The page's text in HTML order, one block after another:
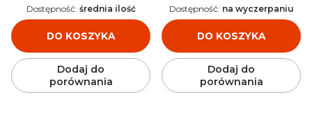
DO KOSZYKA
Dostępność: średnia ilość
Dodaj do
porównania
DO KOSZYKA
Dostępność: na wyczerpaniu
Dodaj do
porównania